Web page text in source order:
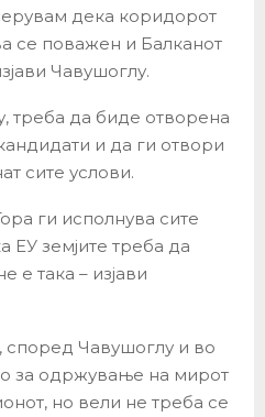
дека коридорот
се поважен и Балканот
Чавушоглу.
треба да биде отворена
и да ги отвори
сите услови.
ги исполнува сите
ЕУ земјите треба да
е така – изјави
според Чавушоглу и во
за одржување на мирот
но вели не треба се